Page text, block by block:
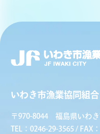
いわき市漁業協同組
〒970-8044 福島県いわき
TEL：0246-29-3565 / FAX